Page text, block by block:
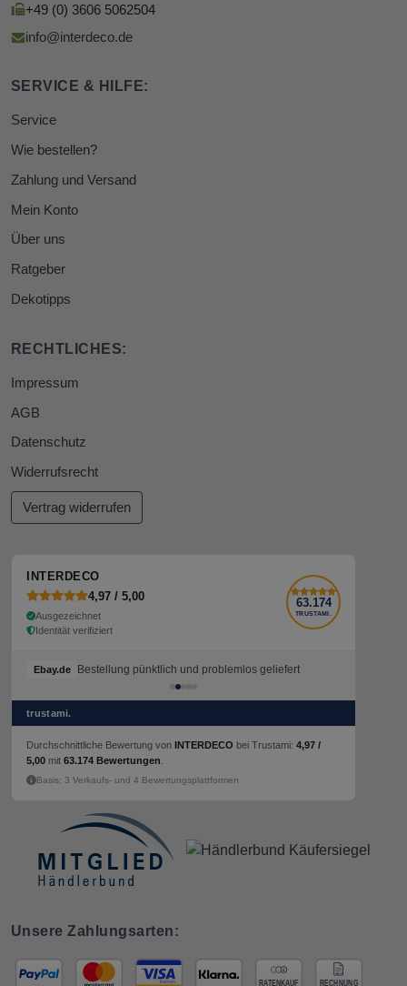
+49 (0) 3606 5062504
info@interdeco.de
SERVICE & HILFE:
Service
Wie bestellen?
Zahlung und Versand
Mein Konto
Über uns
Ratgeber
Dekotipps
RECHTLICHES:
Impressum
AGB
Datenschutz
Widerrufsrecht
Vertrag widerrufen
INTERDECO
4,97 / 5,00
Ausgezeichnet
Identität verifiziert
63.174
TRUSTAMI.
Ebay.de Bestellung pünktlich und problemlos geliefert
Ebay.de Bestellung pünktlich und problemlos geliefert
trustami.
Durchschnittliche Bewertung von INTERDECO bei Trustami: 4,97 /
5,00 mit 63.174 Bewertungen
Basis: 3 Verkaufs- und 4 Bewertungsplattformen
Unsere Zahlungsarten: